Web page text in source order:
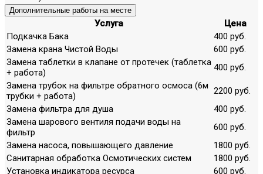
Дополнительные работы на месте
Услуга
Цена
Подкачка Бака
400 руб.
Замена крана Чистой Воды
600 руб.
Замена таблетки в клапане от протечек (таблетка
+ работа)
400 руб.
Замена трубок на фильтре обратного осмоса (6м
трубки + работа)
2200 руб.
Замена фильтра для душа
400 руб.
Замена шарового вентиля подачи воды на
фильтр
600 руб.
Замена насоса, повышающего давление
1800 руб.
Санитарная обработка Осмотических систем
1800 руб.
Установка индикатора ресурса
600 руб.